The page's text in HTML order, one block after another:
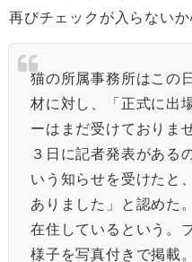
再びチェックが入らないか
猫の所属事務所はこの
材に対し、「正式に出
ーはまだ受けておりま
３日に記者発表がある
いう知らせを受けたと
ありました」と認めた
在住しているという。
様子を写真付きで掲載